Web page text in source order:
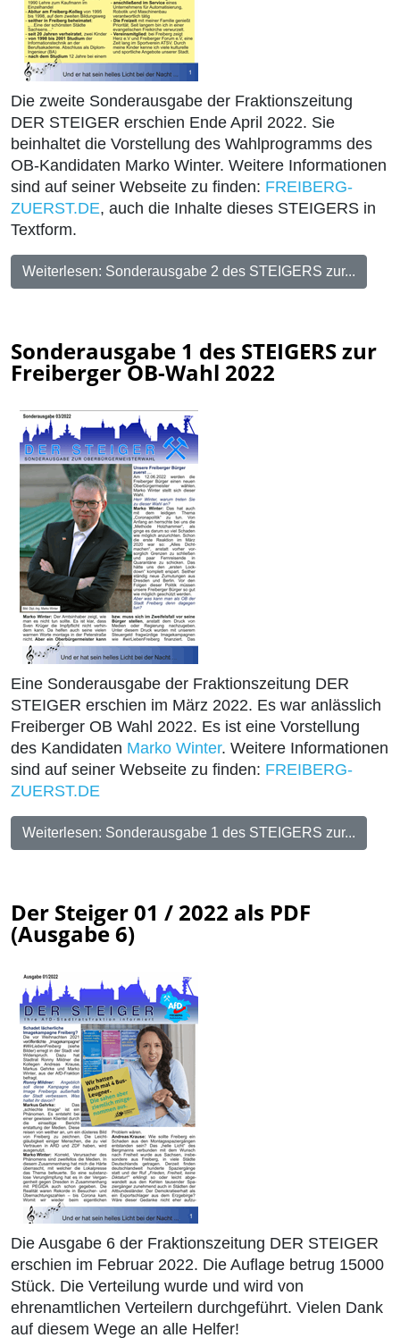
Die zweite Sonderausgabe der Fraktionszeitung
DER STEIGER erschien Ende April 2022. Sie
beinhaltet die Vorstellung des Wahlprogramms des
OB-Kandidaten Marko Winter. Weitere Informationen
sind auf seiner Webseite zu finden: FREIBERG-
ZUERST.DE, auch die Inhalte dieses STEIGERS in
Textform.
Weiterlesen: Sonderausgabe 2 des STEIGERS zur...
Sonderausgabe 1 des STEIGERS zur
Freiberger OB-Wahl 2022
Eine Sonderausgabe der Fraktionszeitung DER
STEIGER erschien im März 2022. Es war anlässlich
Freiberger OB Wahl 2022. Es ist eine Vorstellung
des Kandidaten Marko Winter. Weitere Informationen
sind auf seiner Webseite zu finden: FREIBERG-
ZUERST.DE
Weiterlesen: Sonderausgabe 1 des STEIGERS zur...
Der Steiger 01 / 2022 als PDF
(Ausgabe 6)
Die Ausgabe 6 der Fraktionszeitung DER STEIGER
erschien im Februar 2022. Die Auflage betrug 15000
Stück. Die Verteilung wurde und wird von
ehrenamtlichen Verteilern durchgeführt. Vielen Dank
auf diesem Wege an alle Helfer!